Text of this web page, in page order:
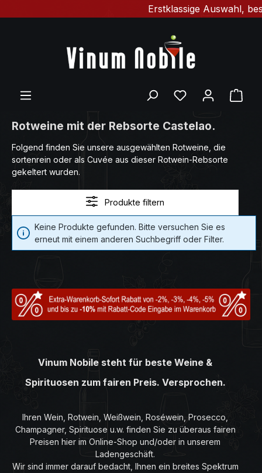
Erstklassige Auswahl,
Du hast 0
Rotweine mit der Rebsorte Castelao.
Folgend finden Sie unsere ausgewählten Rotweine, die
sortenrein oder als Cuvée aus dieser Rotwein-Rebsorte
gekeltert wurden.
Produkte filtern
Keine Produkte gefunden. Bitte versuchen Sie es
erneut mit einem anderen Suchbegriff oder Filter.
Vinum Nobile steht für beste Weine &
Spirituosen zum fairen Preis. Versprochen.
Ihren Wein, Rotwein, Weißwein, Roséwein, Prosecco,
Champagner, Spirituose u.w. finden Sie zu überaus fairen
Preisen hier im Online-Shop und/oder in unserem
Ladengeschäft.
Wir sind immer darauf bedacht, Ihnen ein breites Spektrum